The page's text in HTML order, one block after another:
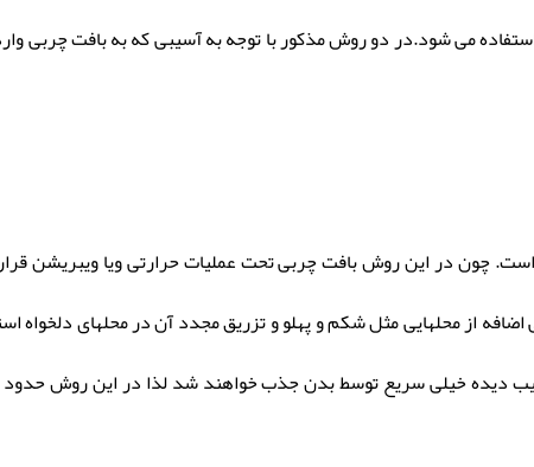
استفاده می شود.در دو روش مذکور با توجه به آسیبی که به بافت
در این روش بافت چربی تحت عملیات حرارتی ویا ویبریشن قرار
از محلهایی مثل شکم و پهلو و تزریق مجدد آن در محلهای دلخواه
آسیب دیده خیلی سریع توسط بدن جذب خواهند شد لذا در این روش